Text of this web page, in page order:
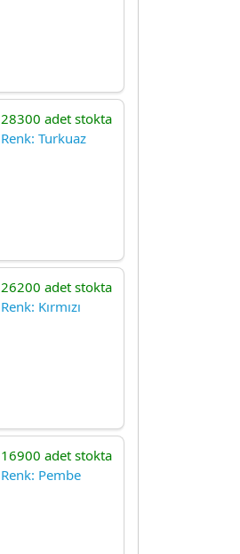
28300 adet stokta
Renk: Turkuaz
26200 adet stokta
Renk: Kırmızı
16900 adet stokta
Renk: Pembe